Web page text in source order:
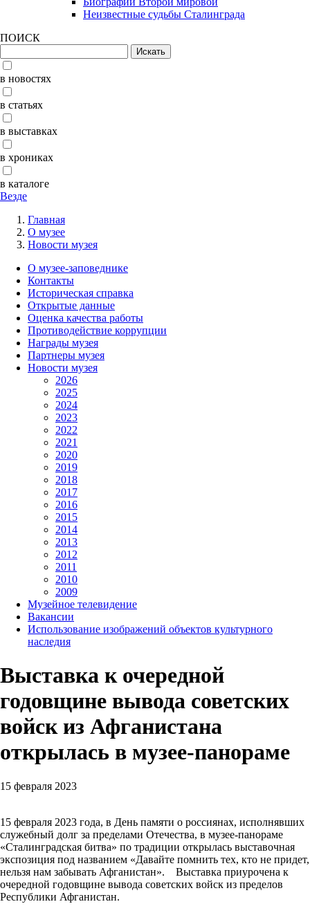
Неизвестные судьбы Сталинграда
ПОИСК
в новостях
в статьях
в выставках
в хрониках
в каталоге
Везде
Главная
О музее
Новости музея
О музее-заповеднике
Контакты
Историческая справка
Открытые данные
Оценка качества работы
Противодействие коррупции
Награды музея
Партнеры музея
Новости музея
2026
2025
2024
2023
2022
2021
2020
2019
2018
2017
2016
2015
2014
2013
2012
2011
2010
2009
Музейное телевидение
Вакансии
Использование изображений объектов культурного
наследия
Выставка к очередной
годовщине вывода советских
войск из Афганистана
открылась в музее-панораме
15 февраля 2023
15 февраля 2023 года, в День памяти о россиянах, исполнявших
служебный долг за пределами Отечества, в музее-панораме
«Сталинградская битва» по традиции открылась выставочная
экспозиция под названием «Давайте помнить тех, кто не придет,
нельзя нам забывать Афганистан». Выставка приурочена к
очередной годовщине вывода советских войск из пределов
Республики Афганистан.